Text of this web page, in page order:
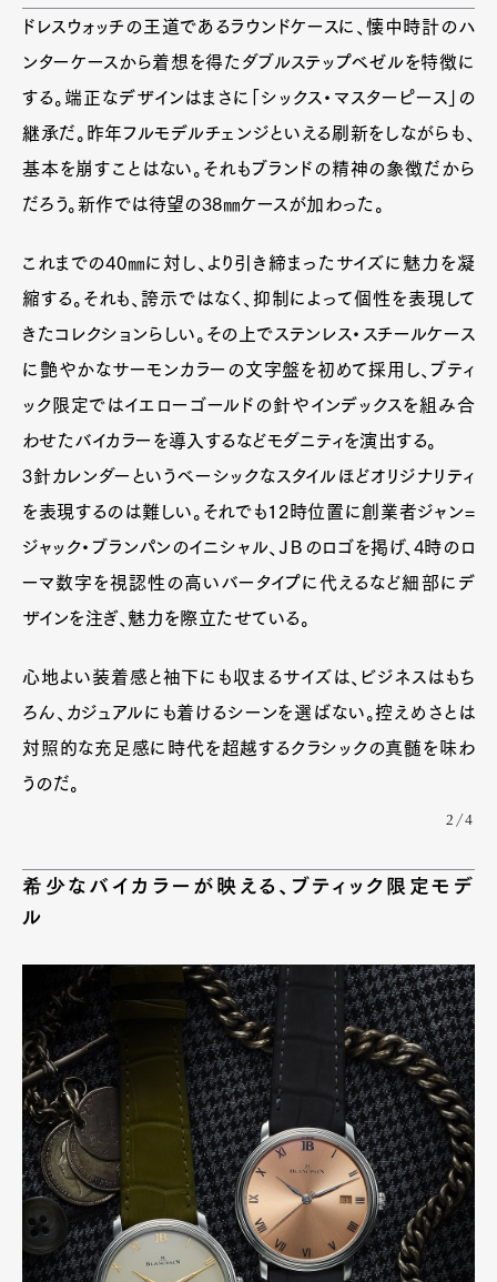
ドレスウォッチの王道であるラウンドケースに、懐中時計のハ
ンターケースから着想を得たダブルステップベゼルを特徴に
する。端正なデザインはまさに「シックス・マスターピース」の
継承だ。昨年フルモデルチェンジといえる刷新をしながらも、
基本を崩すことはない。それもブランドの精神の象徴だから
だろう。新作では待望の38㎜ケースが加わった。
これまでの40㎜に対し、より引き締まったサイズに魅力を凝
縮する。それも、誇示ではなく、抑制によって個性を表現して
きたコレクションらしい。その上でステンレス・スチールケース
に艶やかなサーモンカラーの文字盤を初めて採用し、ブティ
ック限定ではイエローゴールドの針やインデックスを組み合
わせたバイカラーを導入するなどモダニティを演出する。
3針カレンダーというベーシックなスタイルほどオリジナリティ
を表現するのは難しい。それでも12時位置に創業者ジャン=
ジャック・ブランパンのイニシャル、ＪＢのロゴを掲げ、4時のロ
ーマ数字を視認性の高いバータイプに代えるなど細部にデ
ザインを注ぎ、魅力を際立たせている。
心地よい装着感と袖下にも収まるサイズは、ビジネスはもち
ろん、カジュアルにも着けるシーンを選ばない。控えめさとは
対照的な充足感に時代を超越するクラシックの真髄を味わ
うのだ。
2/4
希少なバイカラーが映える、ブティック限定モデ
ル